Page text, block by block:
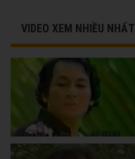
VIDEO XEM NHIỀU NHẤT